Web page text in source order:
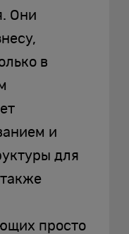
Они
в
и
для
просто